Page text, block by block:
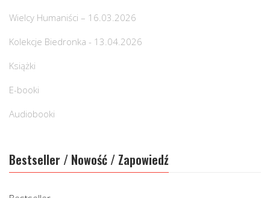
Wielcy Humaniści – 16.03.2026
Kolekcje Biedronka - 13.04.2026
Książki
E-booki
Audiobooki
Bestseller / Nowość / Zapowiedź